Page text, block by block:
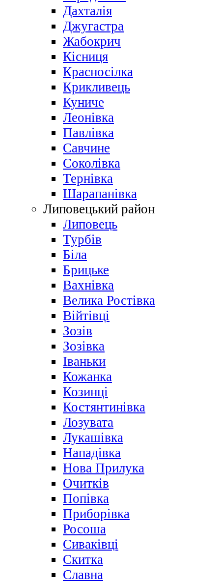
Дахталія
Джугастра
Жабокрич
Кісниця
Красносілка
Крикливець
Куниче
Леонівка
Павлівка
Савчине
Соколівка
Тернівка
Шарапанівка
Липовецький район
Липовець
Турбів
Біла
Брицьке
Вахнівка
Велика Ростівка
Війтівці
Зозів
Зозівка
Іваньки
Кожанка
Козинці
Костянтинівка
Лозувата
Лукашівка
Нападівка
Нова Прилука
Очитків
Попівка
Приборівка
Росоша
Сиваківці
Скитка
Славна